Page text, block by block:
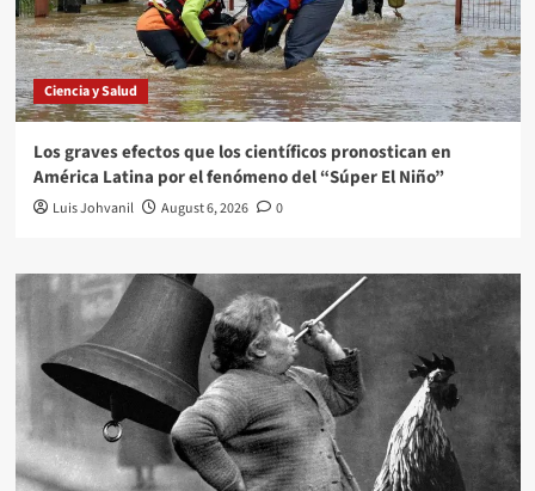
Ciencia y Salud
Los graves efectos que los científicos pronostican en
América Latina por el fenómeno del “Súper El Niño”
Luis Johvanil August 6, 2026 0